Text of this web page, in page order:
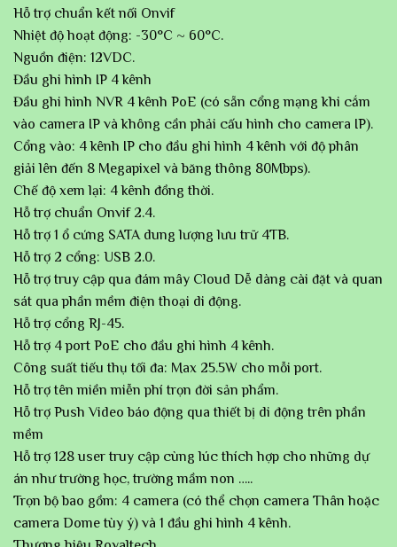
Hỗ trợ chuẩn kết nối Onvif
Nhiệt độ hoạt động: -30°C ~ 60°C.
Nguồn điện: 12VDC.
Đầu ghi hình IP 4 kênh
Đầu ghi hình NVR 4 kênh PoE (có sẵn cổng mạng khi cắm
vào camera IP và không cần phải cấu hình cho camera IP).
Cổng vào: 4 kênh IP cho đầu ghi hình 4 kênh với độ phân
giải lên đến 8 Megapixel và băng thông 80Mbps).
Chế độ xem lại: 4 kênh đồng thời.
Hỗ trợ chuẩn Onvif 2.4.
Hỗ trợ 1 ổ cứng SATA dung lượng lưu trữ 4TB.
Hỗ trợ 2 cổng: USB 2.0.
Hỗ trợ truy cập qua đám mây Cloud Dễ dàng cài đặt và quan
sát qua phần mềm điện thoại di động.
Hỗ trợ cổng RJ-45.
Hỗ trợ 4 port PoE cho đầu ghi hình 4 kênh.
Công suất tiếu thụ tối đa: Max 25.5W cho mỗi port.
Hỗ trợ tên miền miễn phí trọn đời sản phẩm.
Hỗ trợ Push Video báo động qua thiết bị di động trên phần
mềm
Hỗ trợ 128 user truy cập cùng lúc thích hợp cho những dự
án như trường học, trường mầm non …..
Trọn bộ bao gồm: 4 camera (có thể chọn camera Thân hoặc
camera Dome tùy ý) và 1 đầu ghi hình 4 kênh.